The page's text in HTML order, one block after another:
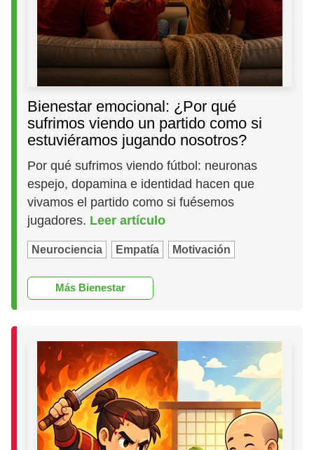
Bienestar emocional: ¿Por qué
sufrimos viendo un partido como si
estuviéramos jugando nosotros?
Por qué sufrimos viendo fútbol: neuronas
espejo, dopamina e identidad hacen que
vivamos el partido como si fuésemos
jugadores. Leer artículo
Neurociencia Empatía Motivación
Más Bienestar